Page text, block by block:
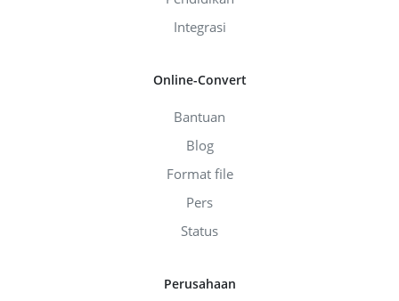
Integrasi
Online-Convert
Bantuan
Blog
Format file
Pers
Status
Perusahaan